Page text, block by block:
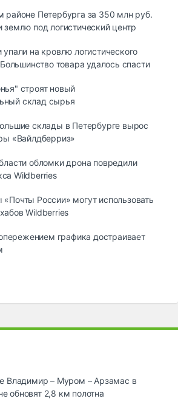
районе Петербурга за 350 млн руб.
землю под логистический центр
упали на кровлю логистического
товара удалось спасти
строят новый
склад сырья
склады в Петербурге вырос
«Вайлдберриз»
обломки дрона повредили
Wildberries
России» могут использовать
Wildberries
графика достраивает
Владимир – Муром – Арзамас в
обновят 2,8 км полотна